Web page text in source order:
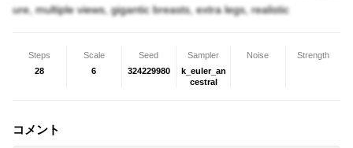
ure, multiple views, gigantic breasts, extra legs, realistic
Steps
28
Scale
6
Seed
324229980
Sampler
k_euler_an
cestral
Noise Strength
コメント